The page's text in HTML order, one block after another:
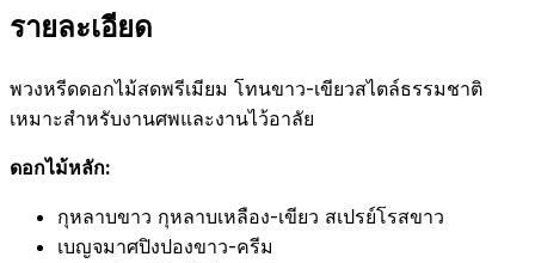
รายละเอียด
พวงหรีดดอกไม้สดพรีเมียม โทนขาว-เขียวสไตล์ธรรมชาติ
เหมาะสำหรับงานศพและงานไว้อาลัย
ดอกไม้หลัก:
กุหลาบขาว กุหลาบเหลือง-เขียว สเปรย์โรสขาว
เบญจมาศปิงปองขาว-ครีม